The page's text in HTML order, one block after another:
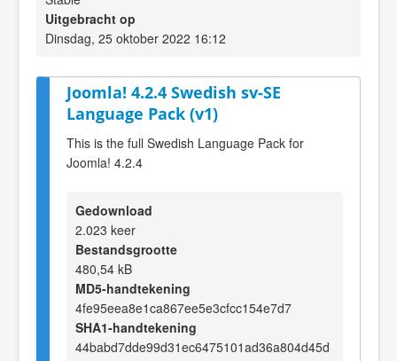
Uitgebracht op
Dinsdag, 25 oktober 2022 16:12
Joomla! 4.2.4 Swedish sv-SE
Language Pack (v1)
This is the full Swedish Language Pack for
Joomla! 4.2.4
Gedownload
2.023 keer
Bestandsgrootte
480,54 kB
MD5-handtekening
4fe95eea8e1ca867ee5e3cfcc154e7d7
SHA1-handtekening
44babd7dde99d31ec6475101ad36a804d45d